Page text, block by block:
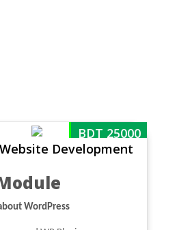
BDT 25000
Development
WordPress